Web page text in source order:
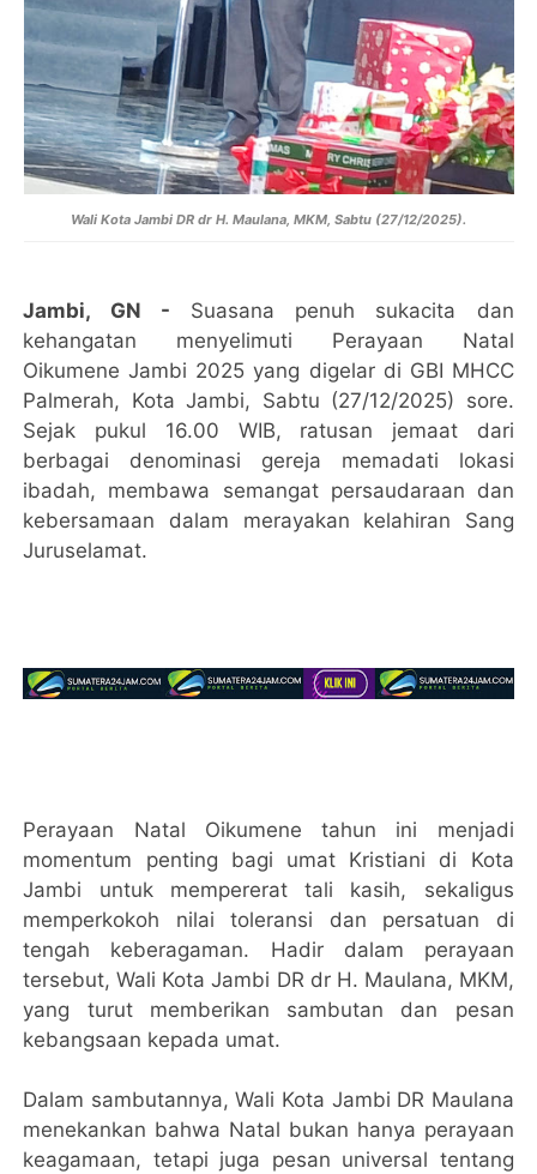
Wali Kota Jambi DR dr H. Maulana, MKM, Sabtu (27/12/2025).
Jambi, GN - Suasana penuh sukacita dan
kehangatan menyelimuti Perayaan Natal
Oikumene Jambi 2025 yang digelar di GBI MHCC
Palmerah, Kota Jambi, Sabtu (27/12/2025) sore.
Sejak pukul 16.00 WIB, ratusan jemaat dari
berbagai denominasi gereja memadati lokasi
ibadah, membawa semangat persaudaraan dan
kebersamaan dalam merayakan kelahiran Sang
Juruselamat.
Perayaan Natal Oikumene tahun ini menjadi
momentum penting bagi umat Kristiani di Kota
Jambi untuk mempererat tali kasih, sekaligus
memperkokoh nilai toleransi dan persatuan di
tengah keberagaman. Hadir dalam perayaan
tersebut, Wali Kota Jambi DR dr H. Maulana, MKM,
yang turut memberikan sambutan dan pesan
kebangsaan kepada umat.
Dalam sambutannya, Wali Kota Jambi DR Maulana
menekankan bahwa Natal bukan hanya perayaan
keagamaan, tetapi juga pesan universal tentang